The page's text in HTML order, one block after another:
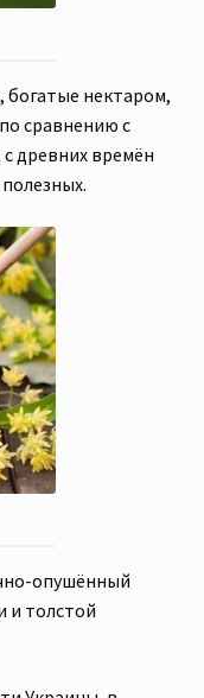
нектаром,
сравнению с
древних времён
опушённый
и толстой